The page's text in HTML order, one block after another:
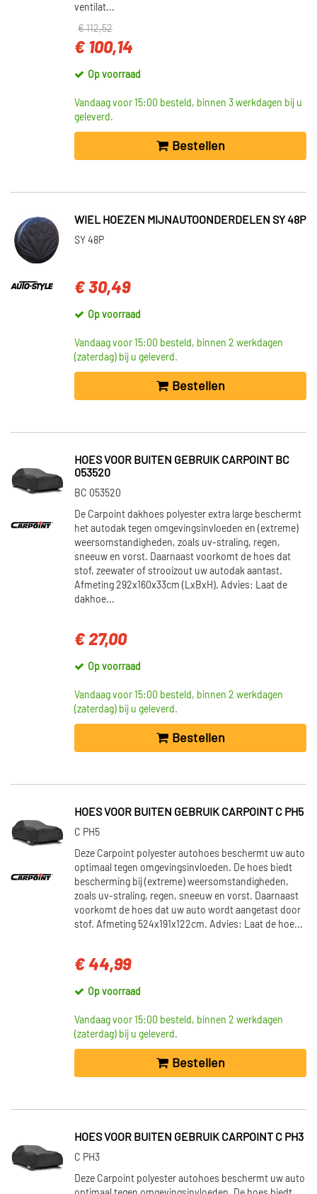
ventilat...
€ 112,52
€ 100,14
Op voorraad
Vandaag voor 15:00 besteld, binnen 3 werkdagen bij u
geleverd.
Bestellen
WIEL HOEZEN MIJNAUTOONDERDELEN SY 48P
SY 48P
€ 30,49
Op voorraad
Vandaag voor 15:00 besteld, binnen 2 werkdagen
(zaterdag) bij u geleverd.
Bestellen
HOES VOOR BUITEN GEBRUIK CARPOINT BC
053520
BC 053520
De Carpoint dakhoes polyester extra large beschermt
het autodak tegen omgevingsinvloeden en (extreme)
weersomstandigheden, zoals uv-straling, regen,
sneeuw en vorst. Daarnaast voorkomt de hoes dat
stof, zeewater of strooizout uw autodak aantast.
Afmeting 292x160x33cm (LxBxH). Advies: Laat de
dakhoe...
€ 27,00
Op voorraad
Vandaag voor 15:00 besteld, binnen 2 werkdagen
(zaterdag) bij u geleverd.
Bestellen
HOES VOOR BUITEN GEBRUIK CARPOINT C PH5
C PH5
Deze Carpoint polyester autohoes beschermt uw auto
optimaal tegen omgevingsinvloeden. De hoes biedt
bescherming bij (extreme) weersomstandigheden,
zoals uv-straling, regen, sneeuw en vorst. Daarnaast
voorkomt de hoes dat uw auto wordt aangetast door
stof. Afmeting 524x191x122cm. Advies: Laat de hoe...
€ 44,99
Op voorraad
Vandaag voor 15:00 besteld, binnen 2 werkdagen
(zaterdag) bij u geleverd.
Bestellen
HOES VOOR BUITEN GEBRUIK CARPOINT C PH3
C PH3
Deze Carpoint polyester autohoes beschermt uw auto